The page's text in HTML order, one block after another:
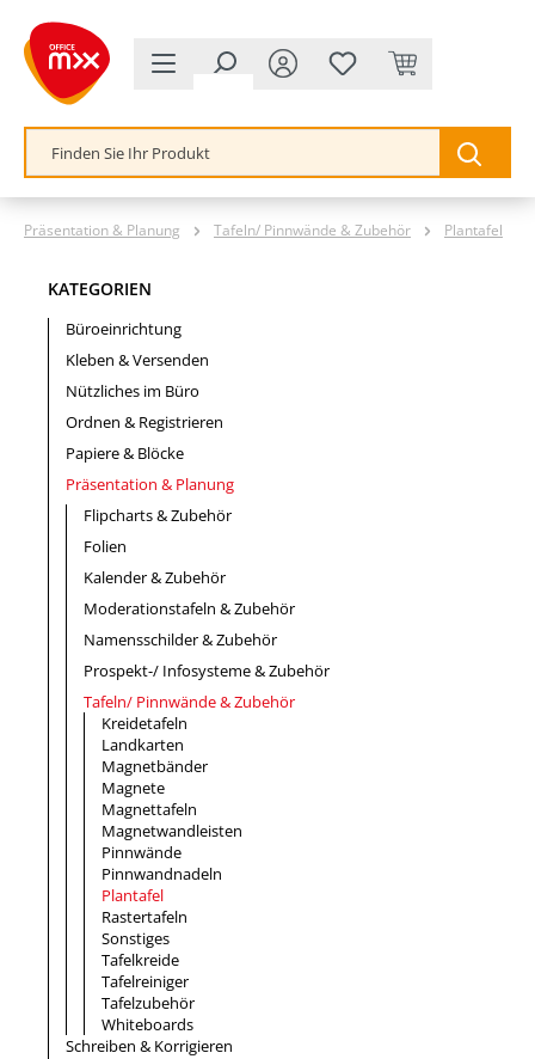
springen
Präsentation & Planung Tafeln/ Pinnwände & Zubehör Plantafel
KATEGORIEN
Büroeinrichtung
Kleben & Versenden
Nützliches im Büro
Ordnen & Registrieren
Papiere & Blöcke
Präsentation & Planung
Flipcharts & Zubehör
Folien
Kalender & Zubehör
Moderationstafeln & Zubehör
Namensschilder & Zubehör
Prospekt-/ Infosysteme & Zubehör
Tafeln/ Pinnwände & Zubehör
Kreidetafeln
Landkarten
Magnetbänder
Magnete
Magnettafeln
Magnetwandleisten
Pinnwände
Pinnwandnadeln
Plantafel
Rastertafeln
Sonstiges
Tafelkreide
Tafelreiniger
Tafelzubehör
Whiteboards
Schreiben & Korrigieren